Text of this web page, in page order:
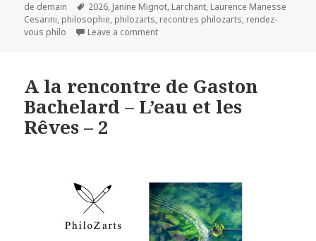
le
de demain
Mots-
clés
2026, Janine Mignot, Larchant, Laurence Manesse
Cesarini, philosophie, philozarts, recontres philozarts, rendez-
vous philo
Leave a comment
A la rencontre de Gaston
Bachelard – L’eau et les
Rêves – 2